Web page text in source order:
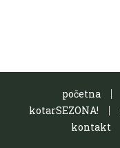
početna
kotarSEZONA!
kontakt